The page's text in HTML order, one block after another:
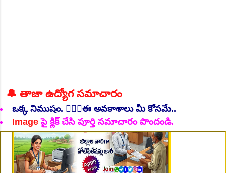
🔔 తాజా ఉద్యోగ సమాచారం
ఒక్క నిముషం. 💁🏻‍♂️ఈ అవకాశాలు మీ కోసమే..
Imageపై క్లిక్ చేసి పూర్తి సమాచారం పొందండి.
👆Online Applications Ends on 07-August-2026